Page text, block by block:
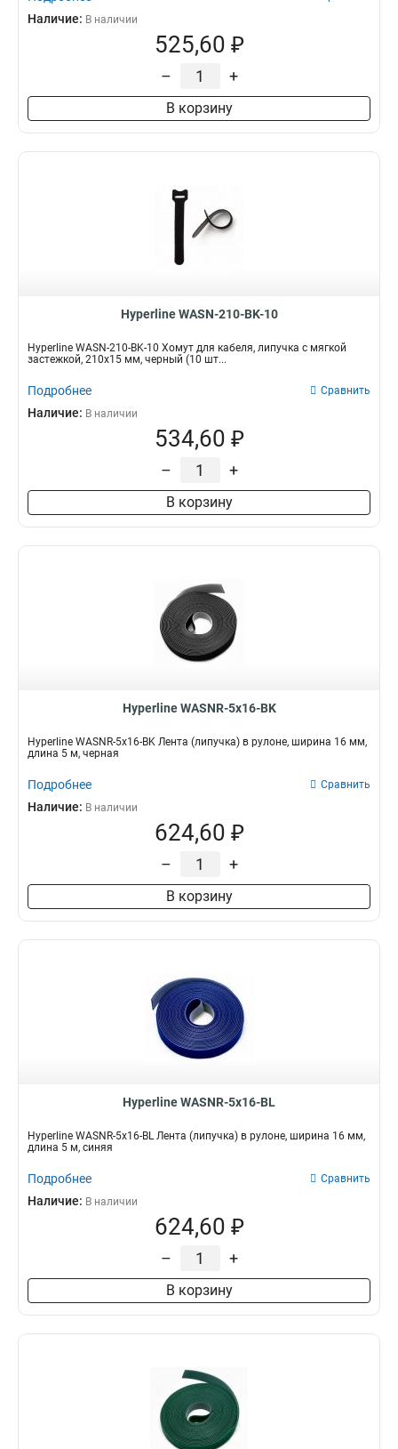
Наличие: В наличии
525,60 ₽
– +
В корзину
Hyperline WASN-210-BK-10
Hyperline WASN-210-BK-10 Хомут для кабеля, липучка с мягкой
застежкой, 210x15 мм, черный (10 шт...
Подробнее Сравнить
Наличие: В наличии
534,60 ₽
– +
В корзину
Hyperline WASNR-5x16-BK
Hyperline WASNR-5x16-BK Лента (липучка) в рулоне, ширина 16 мм,
длина 5 м, черная
Подробнее Сравнить
Наличие: В наличии
624,60 ₽
– +
В корзину
Hyperline WASNR-5x16-BL
Hyperline WASNR-5x16-BL Лента (липучка) в рулоне, ширина 16 мм,
длина 5 м, синяя
Подробнее Сравнить
Наличие: В наличии
624,60 ₽
– +
В корзину